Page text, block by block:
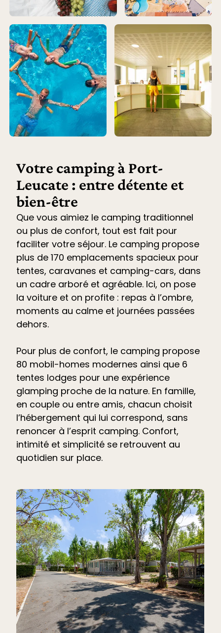
Votre camping à Port-
Leucate : entre détente et
bien-être
Que vous aimiez le camping traditionnel
ou plus de confort, tout est fait pour
faciliter votre séjour. Le camping propose
plus de 170 emplacements spacieux pour
tentes, caravanes et camping-cars, dans
un cadre arboré et agréable. Ici, on pose
la voiture et on profite : repas à l’ombre,
moments au calme et journées passées
dehors.
Pour plus de confort, le camping propose
80 mobil-homes modernes ainsi que 6
tentes lodges pour une expérience
glamping proche de la nature. En famille,
en couple ou entre amis, chacun choisit
l’hébergement qui lui correspond, sans
renoncer à l’esprit camping. Confort,
intimité et simplicité se retrouvent au
quotidien sur place.